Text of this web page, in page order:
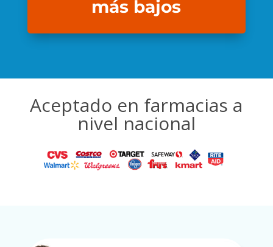
más bajos
Aceptado en farmacias a
nivel nacional